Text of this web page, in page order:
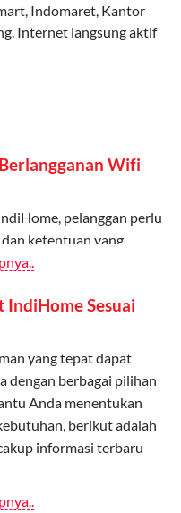
bersama-sama oleh
anggota yang terdaftar.
di dalam negeri.
mendaftarkan anggota
website Telkomsel One.
anggota bisa langsung
Indomaret, Kantor
Internet langsung aktif
Wifi
pelanggan perlu
ketentuan yang
Kontrak
data pelanggan, jenis
dipilih, serta syarat dan
ini dapat diubah atau
Sesuai
yang tepat dapat
dengan berbagai pilihan
Anda menentukan
berikut adalah
informasi terbaru